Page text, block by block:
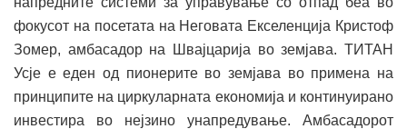
фокусот на посетата на Неговата Екселенција Кристоф
Зомер, амбасадор на Швајцарија во земјава. ТИТАН
Усје е еден од пионерите во земјава во примена на
принципите на циркуларната економија и континуирано
инвестира во нејзино унапредување. Амбасадорот